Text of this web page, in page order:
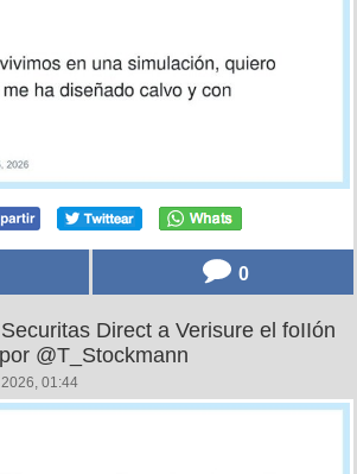
0
Direct a Verisure el foIIón
@T_Stockmann
01:44